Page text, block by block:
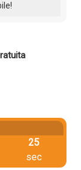
24
sec